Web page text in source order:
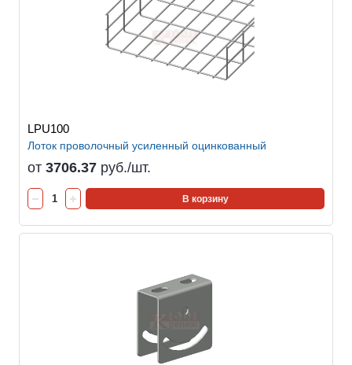
LPU100
Лоток проволочный усиленный оцинкованный
от 3706.37 руб./шт.
В корзину